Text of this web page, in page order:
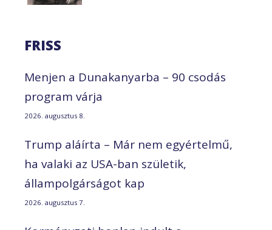
FRISS
Menjen a Dunakanyarba – 90 csodás
program várja
2026. augusztus 8.
Trump aláírta – Már nem egyértelmű,
ha valaki az USA-ban születik,
állampolgárságot kap
2026. augusztus 7.